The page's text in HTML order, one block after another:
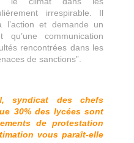
irrespirable. Il
l’action et demande un
qu’une communication
rencontrées dans les
de sanctions”.
syndicat des chefs
30% des lycées sont
de protestation
vous paraît-elle